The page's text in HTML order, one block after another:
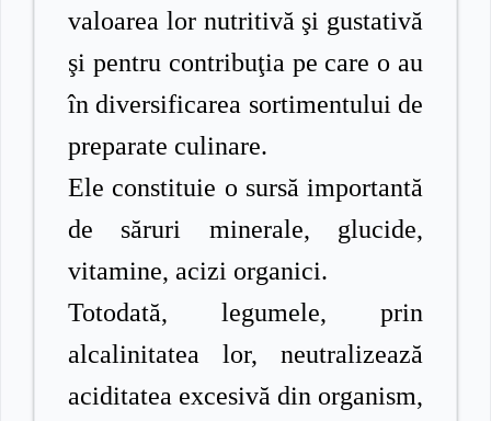
valoarea lor nutritivă şi gustativă
şi pentru contribuţia pe care o au
în diversificarea sortimentului de
preparate culinare.
Ele constituie o sursă importantă
de săruri minerale, glucide,
vitamine, acizi organici.
Totodată, legumele, prin
alcalinitatea lor, neutralizează
aciditatea excesivă din organism,